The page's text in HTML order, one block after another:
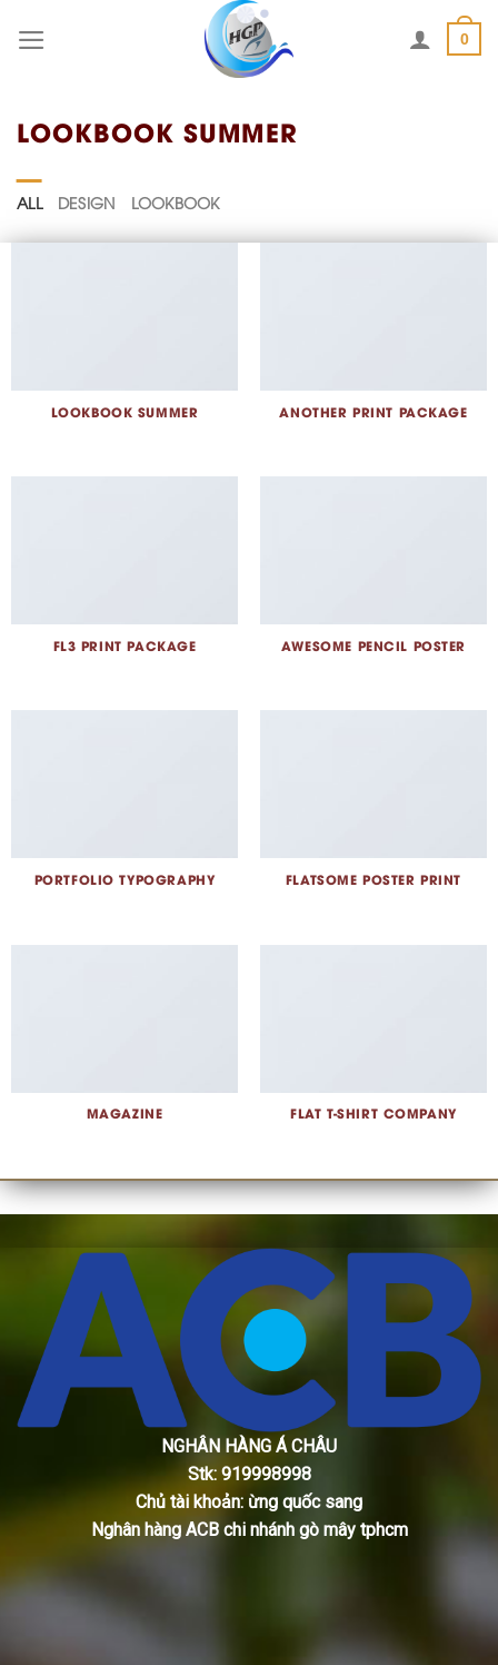
0
LOOKBOOK SUMMER
ALL DESIGN LOOKBOOK
LOOKBOOK SUMMER ANOTHER PRINT PACKAGE
FL3 PRINT PACKAGE AWESOME PENCIL POSTER
PORTFOLIO TYPOGRAPHY FLATSOME POSTER PRINT
MAGAZINE FLAT T-SHIRT COMPANY
NGHÂN HÀNG Á CHÂU
Stk: 919998998
Chủ tài khoản: ừng quốc sang
Nghân hàng ACB chi nhánh gò mây tphcm